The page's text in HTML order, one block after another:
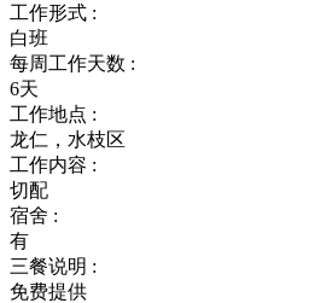
工作形式 :
白班
每周工作天数 :
6天
工作地点 :
龙仁，水枝区
工作内容 :
切配
宿舍 :
有
三餐说明 :
免费提供